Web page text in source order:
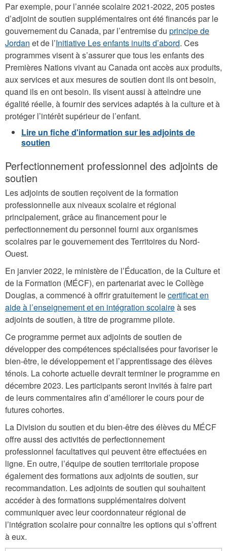
Par exemple, pour l’année scolaire 2021-2022, 205 postes
d’adjoint de soutien supplémentaires ont été financés par le
gouvernement du Canada, par l’entremise du principe de
Jordan et de l’Initiative Les enfants inuits d’abord. Ces
programmes visent à s’assurer que tous les enfants des
Premières Nations vivant au Canada ont accès aux produits,
aux services et aux mesures de soutien dont ils ont besoin,
quand ils en ont besoin. Ils visent aussi à atteindre une
égalité réelle, à fournir des services adaptés à la culture et à
protéger l’intérêt supérieur de l’enfant.
Lire un fiche d'information sur les adjoints de
soutien
Perfectionnement professionnel des adjoints de
soutien
Les adjoints de soutien reçoivent de la formation
professionnelle aux niveaux scolaire et régional
principalement, grâce au financement pour le
perfectionnement du personnel fourni aux organismes
scolaires par le gouvernement des Territoires du Nord-
Ouest.
En janvier 2022, le ministère de l’Éducation, de la Culture et
de la Formation (MÉCF), en partenariat avec le Collège
Douglas, a commencé à offrir gratuitement lecertificat en
aide à l’enseignement et en intégration scolaireà ses
adjoints de soutien, à titre de programme pilote.
Ce programme permet aux adjoints de soutien de
développer des compétences spécialisées pour favoriser le
bien-être, le développement et l’apprentissage des élèves
ténois. La cohorte actuelle devrait terminer le programme en
décembre 2023. Les participants seront invités à faire part
de leurs commentaires afin d’améliorer le cours pour de
futures cohortes.
La Division du soutien et du bien-être des élèves du MÉCF
offre aussi des activités de perfectionnement
professionnel facultatives qui peuvent être effectuées en
ligne. En outre, l’équipe de soutien territoriale propose
également des formations aux adjoints de soutien, sur
recommandation. Les adjoints de soutien qui souhaitent
accéder à des formations supplémentaires doivent
communiquer avec leur coordonnateur régional de
l’intégration scolaire pour connaître les options qui s’offrent
à eux.